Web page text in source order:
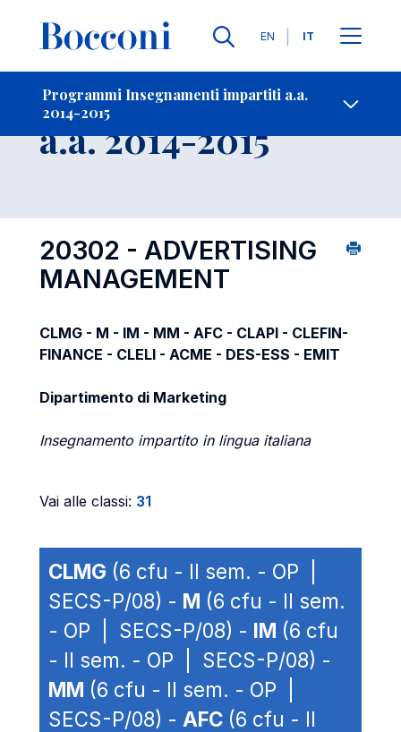
Lingue
EN IT
Programmi Insegnamenti impartiti a.a.
2014-2015
-
Insegnamento
a.a. 2014-2015
20302 - ADVERTISING
MANAGEMENT
CLMG - M - IM - MM - AFC - CLAPI - CLEFIN-
FINANCE - CLELI - ACME - DES-ESS - EMIT
Dipartimento di Marketing
Insegnamento impartito in lingua italiana
Vai alle classi: 31
CLMG (6 cfu - II sem. - OP |
SECS-P/08) - M (6 cfu - II sem.
- OP | SECS-P/08) - IM (6 cfu
- II sem. - OP | SECS-P/08) -
MM (6 cfu - II sem. - OP |
SECS-P/08) - AFC (6 cfu - II